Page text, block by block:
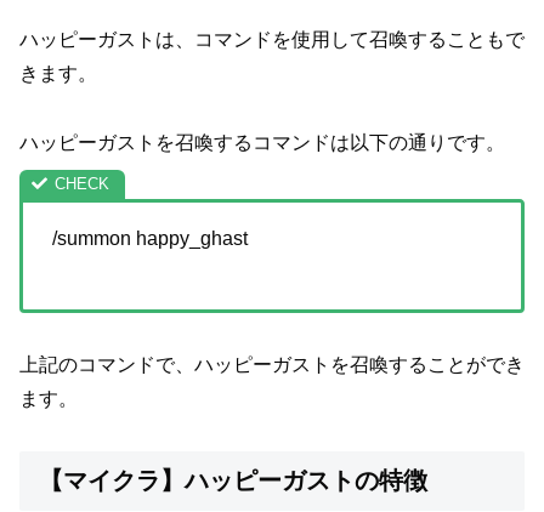
ハッピーガストは、コマンドを使用して召喚することもで
きます。
ハッピーガストを召喚するコマンドは以下の通りです。
/summon happy_ghast
上記のコマンドで、ハッピーガストを召喚することができ
ます。
【マイクラ】ハッピーガストの特徴